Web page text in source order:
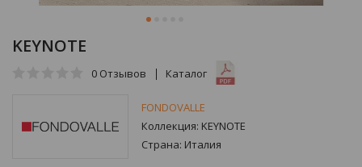
KEYNOTE
0 Отзывов Каталог
FONDOVALLE
Коллекция: KEYNOTE
Страна: Италия